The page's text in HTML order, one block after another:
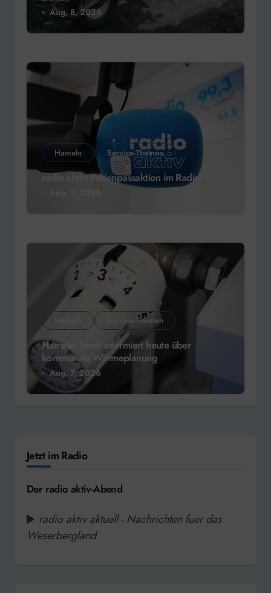
Aug. 8, 2026
Hameln Service-Themen
radio aktiv: Ferienpassaktion im Radio!
Service-Themen
Hameln: Stadt informiert heute über
kommunale Wärmeplanung
Aug. 7, 2026
Jetzt im Radio
Der radio aktiv-Abend
radio aktiv aktuell - Nachrichten fuer das
Weserbergland